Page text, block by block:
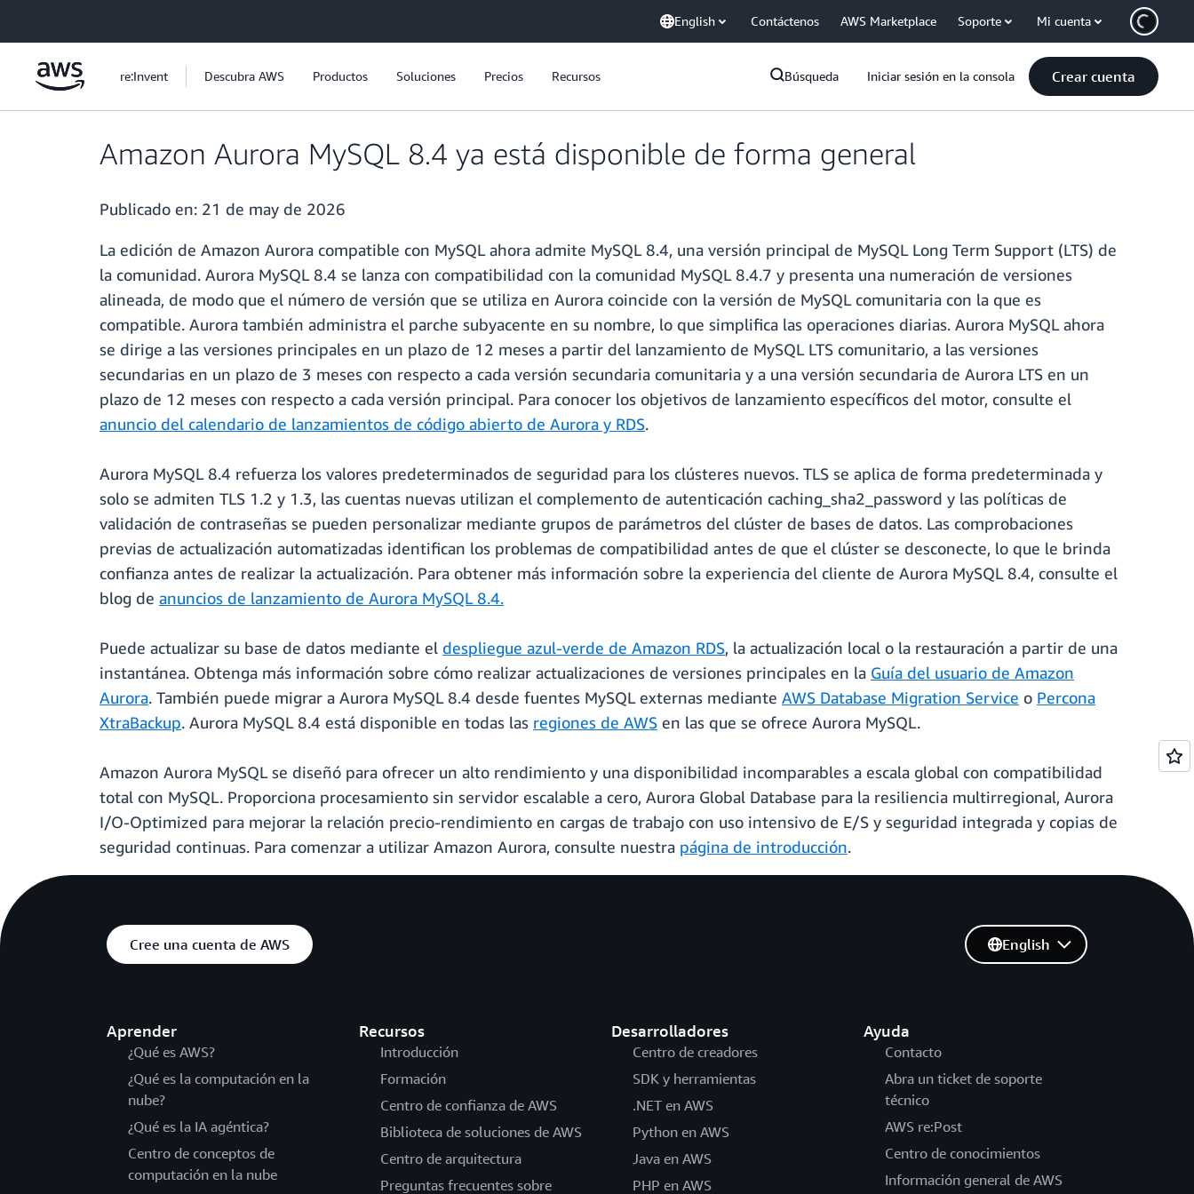
English Contáctenos AWS Marketplace Soporte Mi cuenta
re:Invent Descubra AWS Productos Soluciones Precios Recursos Búsqueda Iniciar sesión en la consola Crear cuenta
Amazon Aurora MySQL 8.4 ya está disponible de forma general
Publicado en: 21 de may de 2026
La edición de Amazon Aurora compatible con MySQL ahora admite MySQL 8.4, una versión principal de MySQL Long Term Support (LTS) de
la comunidad. Aurora MySQL 8.4 se lanza con compatibilidad con la comunidad MySQL 8.4.7 y presenta una numeración de versiones
alineada, de modo que el número de versión que se utiliza en Aurora coincide con la versión de MySQL comunitaria con la que es
compatible. Aurora también administra el parche subyacente en su nombre, lo que simplifica las operaciones diarias. Aurora MySQL ahora
se dirige a las versiones principales en un plazo de 12 meses a partir del lanzamiento de MySQL LTS comunitario, a las versiones
secundarias en un plazo de 3 meses con respecto a cada versión secundaria comunitaria y a una versión secundaria de Aurora LTS en un
plazo de 12 meses con respecto a cada versión principal. Para conocer los objetivos de lanzamiento específicos del motor, consulte el
anuncio del calendario de lanzamientos de código abierto de Aurora y RDS.
Aurora MySQL 8.4 refuerza los valores predeterminados de seguridad para los clústeres nuevos. TLS se aplica de forma predeterminada y
solo se admiten TLS 1.2 y 1.3, las cuentas nuevas utilizan el complemento de autenticación caching_sha2_password y las políticas de
validación de contraseñas se pueden personalizar mediante grupos de parámetros del clúster de bases de datos. Las comprobaciones
previas de actualización automatizadas identifican los problemas de compatibilidad antes de que el clúster se desconecte, lo que le brinda
confianza antes de realizar la actualización. Para obtener más información sobre la experiencia del cliente de Aurora MySQL 8.4, consulte el
blog de anuncios de lanzamiento de Aurora MySQL 8.4.
Puede actualizar su base de datos mediante el despliegue azul-verde de Amazon RDS, la actualización local o la restauración a partir de una
instantánea. Obtenga más información sobre cómo realizar actualizaciones de versiones principales en la Guía del usuario de Amazon
Aurora. También puede migrar a Aurora MySQL 8.4 desde fuentes MySQL externas mediante AWS Database Migration Service o Percona
XtraBackup. Aurora MySQL 8.4 está disponible en todas las regiones de AWS en las que se ofrece Aurora MySQL.
Amazon Aurora MySQL se diseñó para ofrecer un alto rendimiento y una disponibilidad incomparables a escala global con compatibilidad
total con MySQL. Proporciona procesamiento sin servidor escalable a cero, Aurora Global Database para la resiliencia multirregional, Aurora
I/O-Optimized para mejorar la relación precio-rendimiento en cargas de trabajo con uso intensivo de E/S y seguridad integrada y copias de
seguridad continuas. Para comenzar a utilizar Amazon Aurora, consulte nuestra página de introducción.
Cree una cuenta de AWS
Aprender
¿Qué es AWS?
¿Qué es la computación en la
nube?
¿Qué es la IA agéntica?
Centro de conceptos de
computación en la nube
Recursos
Introducción
Formación
Centro de confianza de AWS
Biblioteca de soluciones de AWS
Centro de arquitectura
Preguntas frecuentes sobre
Desarrolladores
Centro de creadores
SDK y herramientas
.NET en AWS
Python en AWS
Java en AWS
PHP en AWS
Ayuda
Contacto
Abra un ticket de soporte
técnico
AWS re:Post
Centro de conocimientos
Información general de AWS
English